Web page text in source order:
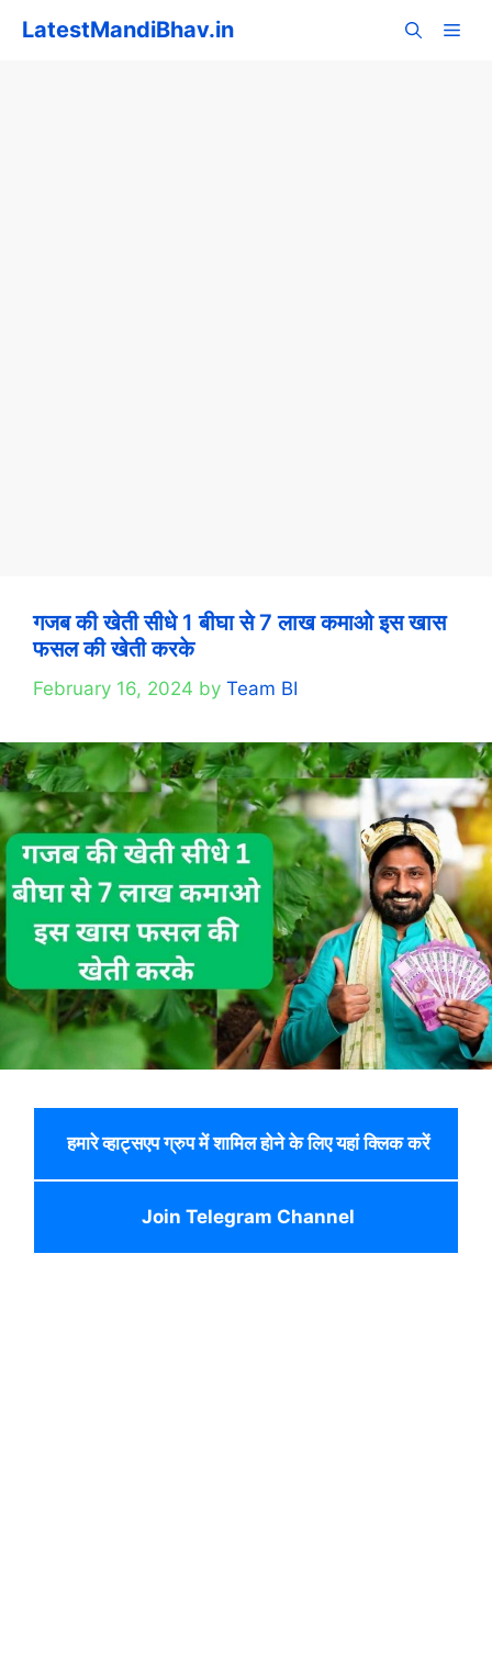
LatestMandiBhav.in
गजब की खेती सीधे 1 बीघा से 7 लाख कमाओ इस खास
फसल की खेती करके
February 16, 2024 by Team BI
हमारे व्हाट्सएप ग्रुप में शामिल होने के लिए यहां क्लिक करें
Join Telegram Channel